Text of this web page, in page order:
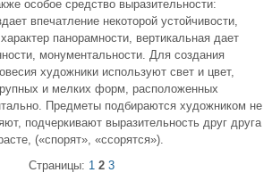
особое средство выразительности:
впечатление некоторой устойчивости,
панорамности, вертикальная дает
монументальности. Для создания
художники используют свет и цвет,
и мелких форм, расположенных
Предметы подбираются художником не
подчеркивают выразительность друг друга
(«спорят», «ссорятся»).
Страницы: 1 2 3